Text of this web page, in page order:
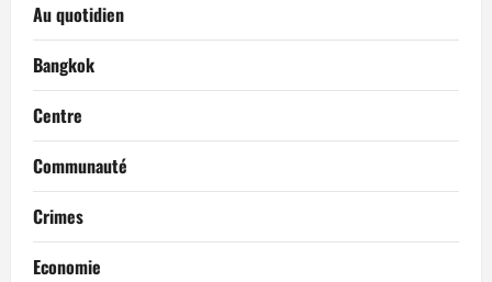
Au quotidien
Bangkok
Centre
Communauté
Crimes
Economie